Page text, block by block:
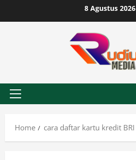
to
8 Agustus 2026
Primary
Home
cara daftar kartu kredit BRI